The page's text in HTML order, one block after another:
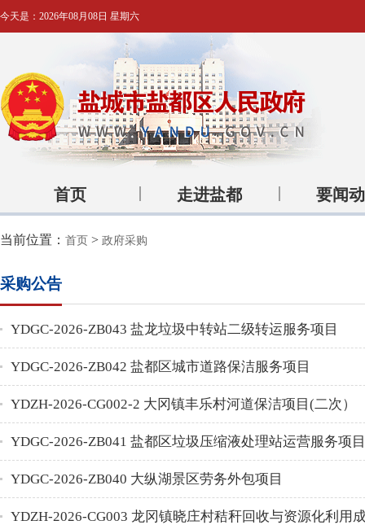
今天是： 2026年08月08日 星期六
首页 走进盐都 要闻
当前位置： 首页 > 政府采购
采购公告
YDGC-2026-ZB043 盐龙垃圾中转站二级转运服务项目
YDGC-2026-ZB042 盐都区城市道路保洁服务项目
YDZH-2026-CG002-2 大冈镇丰乐村河道保洁项目(二次）
YDGC-2026-ZB041 盐都区垃圾压缩液处理站运营服务项目
YDGC-2026-ZB040 大纵湖景区劳务外包项目
YDZH-2026-CG003 龙冈镇晓庄村秸秆回收与资源化利用